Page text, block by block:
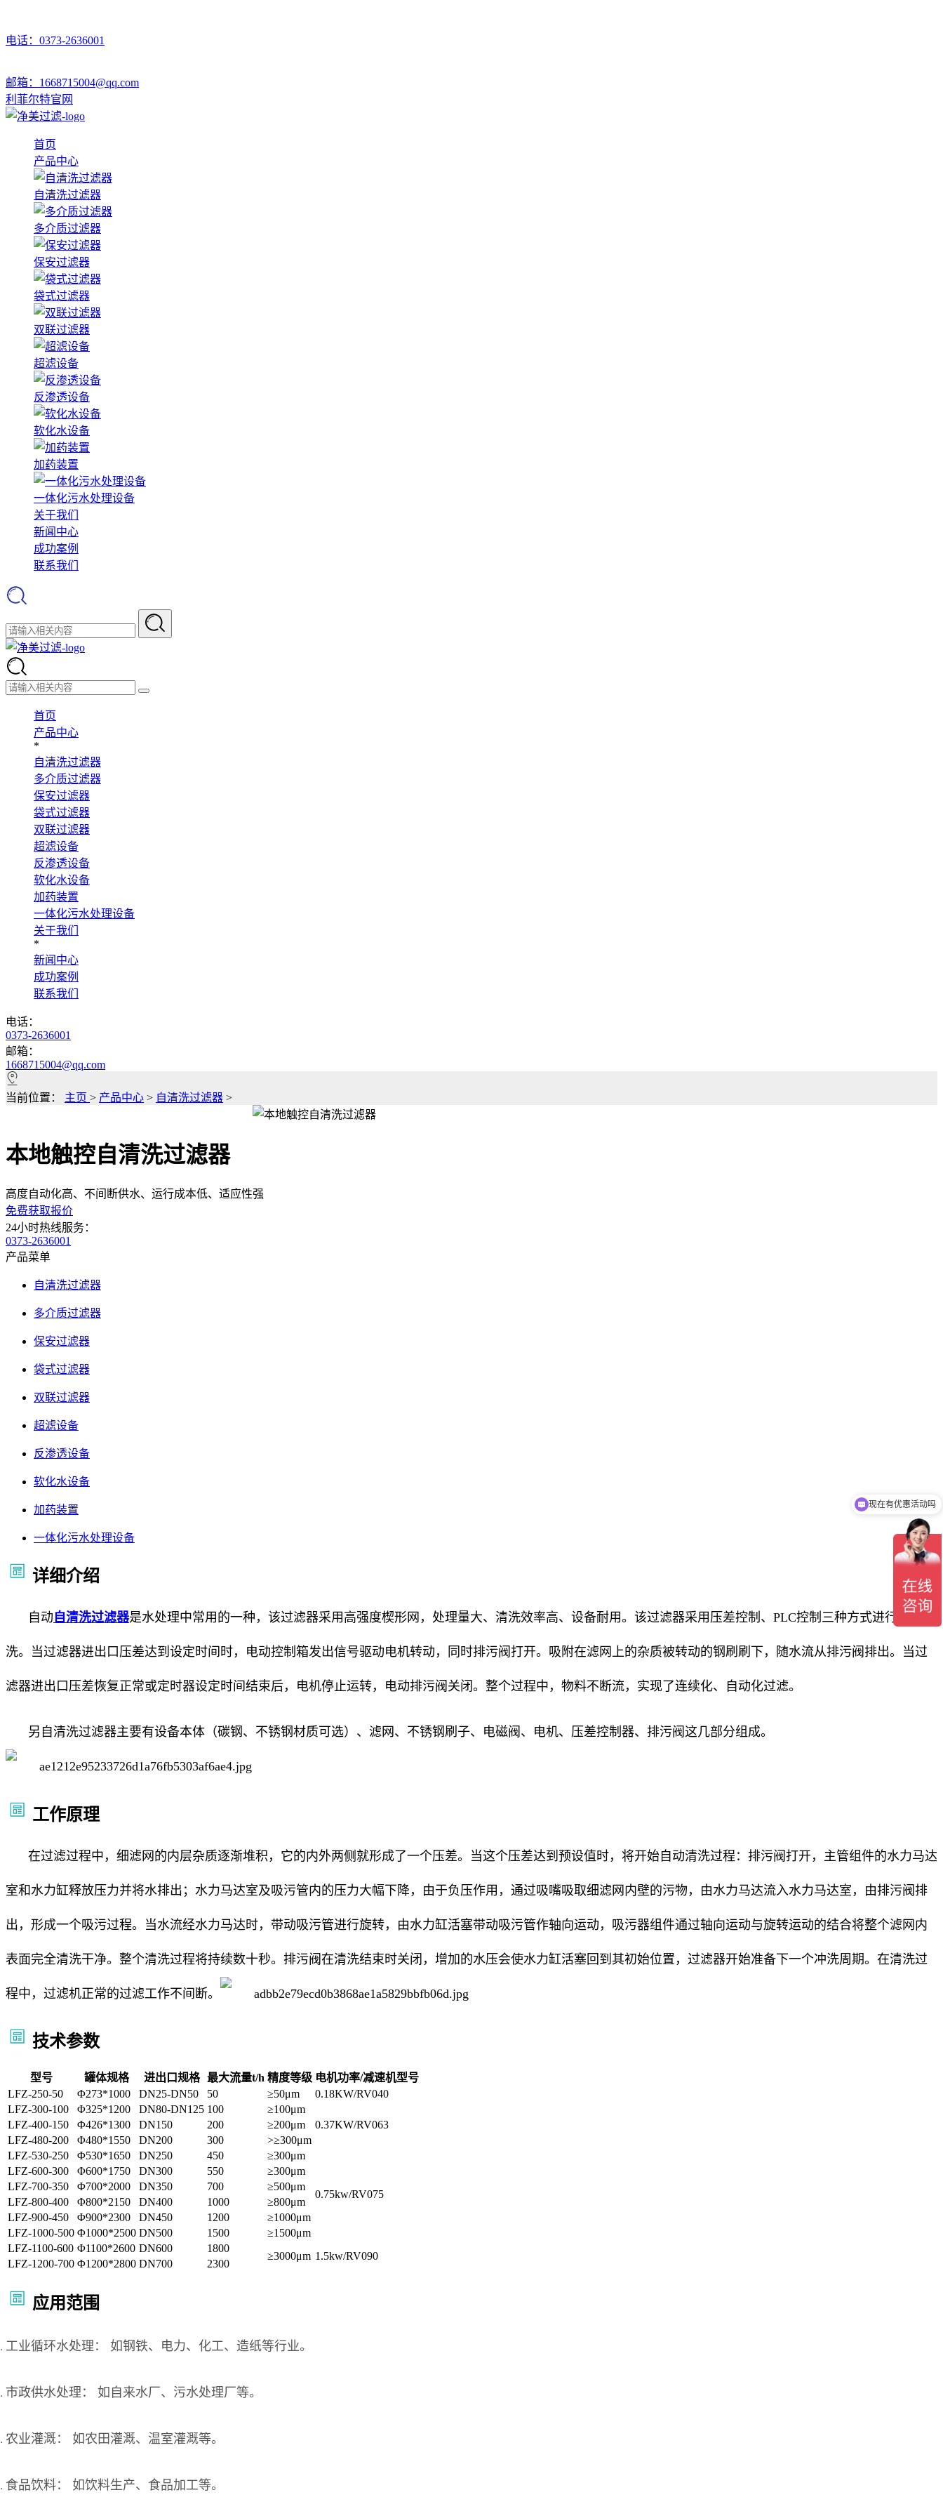
电话：0373-2636001
邮箱：1668715004@qq.com
利菲尔特官网
首页
产品中心
自清洗过滤器
多介质过滤器
保安过滤器
袋式过滤器
双联过滤器
超滤设备
反渗透设备
软化水设备
加药装置
一体化污水处理设备
关于我们
新闻中心
成功案例
联系我们
首页
产品中心
*
自清洗过滤器
多介质过滤器
保安过滤器
袋式过滤器
双联过滤器
超滤设备
反渗透设备
软化水设备
加药装置
一体化污水处理设备
关于我们
*
新闻中心
成功案例
联系我们
电话：
0373-2636001
邮箱：
1668715004@qq.com
当前位置： 主页 > 产品中心 > 自清洗过滤器 >
本地触控自清洗过滤器
高度自动化高、不间断供水、运行成本低、适应性强
免费获取报价
24小时热线服务：
0373-2636001
产品菜单
自清洗过滤器
多介质过滤器
保安过滤器
袋式过滤器
双联过滤器
超滤设备
反渗透设备
软化水设备
加药装置
一体化污水处理设备
详细介绍
自动 自清洗过滤器是水处理中常用的一种，该过滤器采用高强度楔形网，处理量大、清洗效率高、设备耐用。该过滤器采用压差控制、PLC控制三种方式进行自清
洗。当过滤器进出口压差达到设定时间时，电动控制箱发出信号驱动电机转动，同时排污阀打开。吸附在滤网上的杂质被转动的钢刷刷下，随水流从排污阀排出。当过
滤器进出口压差恢复正常或定时器设定时间结束后，电机停止运转，电动排污阀关闭。整个过程中，物料不断流，实现了连续化、自动化过滤。
另自清洗过滤器主要有设备本体（碳钢、不锈钢材质可选）、滤网、不锈钢刷子、电磁阀、电机、压差控制器、排污阀这几部分组成。
工作原理
在过滤过程中，细滤网的内层杂质逐渐堆积，它的内外两侧就形成了一个压差。当这个压差达到预设值时，将开始自动清洗过程：排污阀打开，主管组件的水力马达
室和水力缸释放压力并将水排出；水力马达室及吸污管内的压力大幅下降，由于负压作用，通过吸嘴吸取细滤网内壁的污物，由水力马达流入水力马达室，由排污阀排
出，形成一个吸污过程。当水流经水力马达时，带动吸污管进行旋转，由水力缸活塞带动吸污管作轴向运动，吸污器组件通过轴向运动与旋转运动的结合将整个滤网内
表面完全清洗干净。整个清洗过程将持续数十秒。排污阀在清洗结束时关闭，增加的水压会使水力缸活塞回到其初始位置，过滤器开始准备下一个冲洗周期。在清洗过
程中，过滤机正常的过滤工作不间断。
技术参数
型号 罐体规格 进出口规格 最大流量t/h 精度等级 电机功率/减速机型号
LFZ-250-50
Φ273*1000 DN25-DN50 50 ≥50μm
0.18KW/RV040
LFZ-300-100
Φ325*1200 DN80-DN125 100
≥100μm
0.37KW/RV063
LFZ-400-150 Φ426*1300 DN150 200
≥200μm
LFZ-480-200
Φ480*1550 DN200 300
>≥300μm
LFZ-530-250
Φ530*1650 DN250 450 ≥300μm
0.75kw/RV075
LFZ-600-300 Φ600*1750 DN300 550
≥300μm
LFZ-700-350
Φ700*2000 DN350 700
≥500μm
LFZ-800-400
Φ800*2150 DN400 1000
≥800μm
LFZ-900-450
Φ900*2300 DN450 1200
≥1000μm
LFZ-1000-500 Φ1000*2500 DN500 1500
≥1500μm
LFZ-1100-600 Φ1100*2600 DN600 1800
≥3000μm 1.5kw/RV090
LFZ-1200-700 Φ1200*2800 DN700 2300
应用范围
工业循环水处理： 如钢铁、电力、化工、造纸等行业。
市政供水处理： 如自来水厂、污水处理厂等。
农业灌溉： 如农田灌溉、温室灌溉等。
食品饮料： 如饮料生产、食品加工等。
可以介绍下你们的产品么